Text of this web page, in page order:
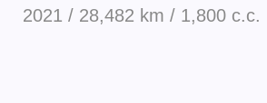
2021 / 28,482 km / 1,800 c.c.